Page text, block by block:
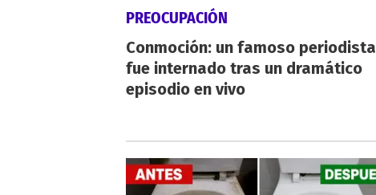
PREOCUPACIÓN
Conmoción: un famoso periodista
fue internado tras un dramático
episodio en vivo